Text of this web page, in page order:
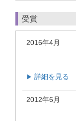
受賞
2016年4月
▶ 詳細を見る
2012年6月